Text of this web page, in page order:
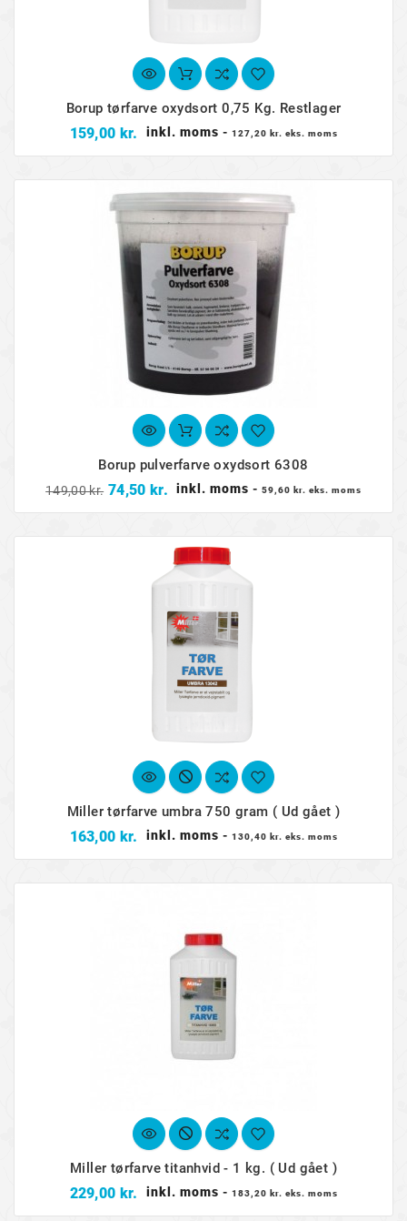
Borup tørfarve oxydsort 0,75 Kg. Restlager
159,00 kr. Pris
inkl. moms - 127,20 kr. eks. moms
Borup pulverfarve oxydsort 6308
149,00 kr. 74,50 kr. Normalpris
Pris
inkl. moms - 59,60 kr. eks. moms
Miller tørfarve umbra 750 gram ( Ud gået )
163,00 kr. Pris
inkl. moms - 130,40 kr. eks. moms
Miller tørfarve titanhvid - 1 kg. ( Ud gået )
229,00 kr. Pris
inkl. moms - 183,20 kr. eks. moms